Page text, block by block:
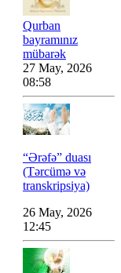
Qurban
bayramınız
mübarək
27 May, 2026
08:58
“Ərəfə” duası
(Tərcümə və
transkripsiya)
26 May, 2026
12:45